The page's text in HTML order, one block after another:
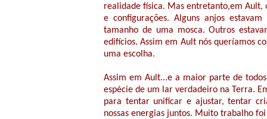
realidade física. Mas entretanto,em Ault,
e configurações. Alguns anjos
tamanho de uma mosca. Outros
edifícios. Assim em Ault nós queríamos
uma escolha.
Assim em Ault...e a maior parte de
espécie de um lar verdadeiro na Terra.
para tentar unificar e ajustar, tentar
nossas energias juntos. Muito trabalho